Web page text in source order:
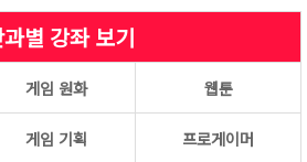
과별 강좌 보기
게임 원화 웹툰
게임 기획 프로게이머